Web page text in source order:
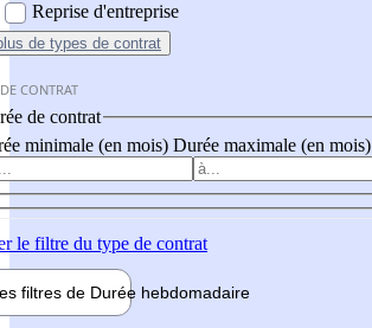
Reprise d'entreprise
de types de contrat
CONTRAT
de contrat
minimale (en mois) Durée maximale (en mois)
le filtre du type de contrat
filtres de Durée hebdomadaire